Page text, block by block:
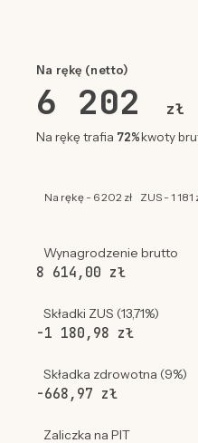
Na rękę (netto)
6 202 zł
Na rękę trafia 72%kwoty
Na rękę - 6 202 zł ZUS - 1 181
Wynagrodzenie brutto
8 614,00 zł
Składki ZUS (13,71%)
-1 180,98 zł
Składka zdrowotna (9%)
-668,97 zł
Zaliczka na PIT